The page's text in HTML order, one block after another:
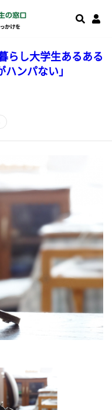
らし大学生あるある
ハンパない」